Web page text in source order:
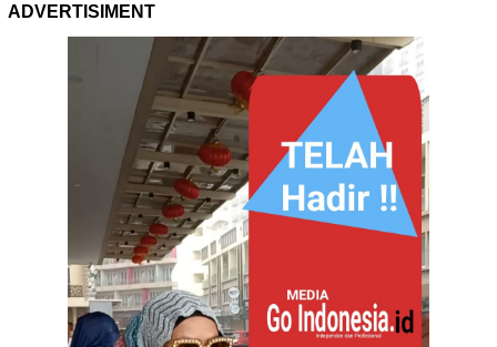
ADVERTISIMENT